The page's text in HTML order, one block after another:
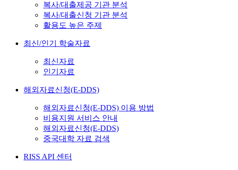
복사/대출제공 기관 분석
복사/대출신청 기관 분석
활용도 높은 주제
최신/인기 학술자료
최신자료
인기자료
해외자료신청(E-DDS)
해외자료신청(E-DDS) 이용 방법
비용지원 서비스 안내
해외자료신청(E-DDS)
중국대학 자료 검색
RISS API 센터